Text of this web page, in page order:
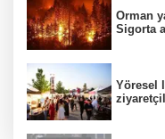
Orman
Sigorta
Yöresel